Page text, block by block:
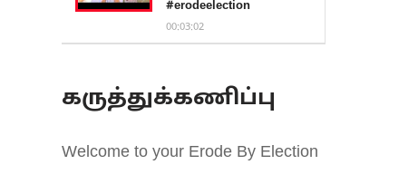
#erodeelection
00:03:02
கருத்துக்கணிப்பு
Welcome to your Erode By Election